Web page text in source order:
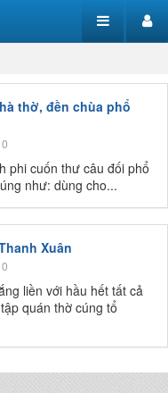
thờ, đền chùa phổ
0
phi cuốn thư câu đối phổ
như: dùng cho...
Xuân
0
liền với hầu hết tất cả
quán thờ cúng tổ